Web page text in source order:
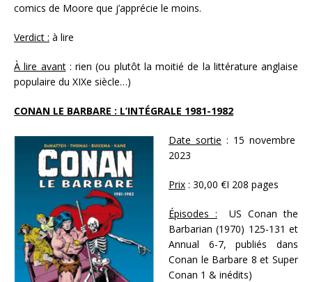
comics de Moore que j’apprécie le moins.
Verdict : à lire
À lire avant: rien (ou plutôt la moitié de la littérature anglaise
populaire du XIXe siècle…)
CONAN LE BARBARE : L’INTÉGRALE 1981-1982
Date sortie : 15 novembre
2023
Prix : 30,00 €I 208 pages
Épisodes : US Conan the
Barbarian (1970) 125-131 et
Annual 6-7, publiés dans
Conan le Barbare 8 et Super
Conan 1 & inédits)